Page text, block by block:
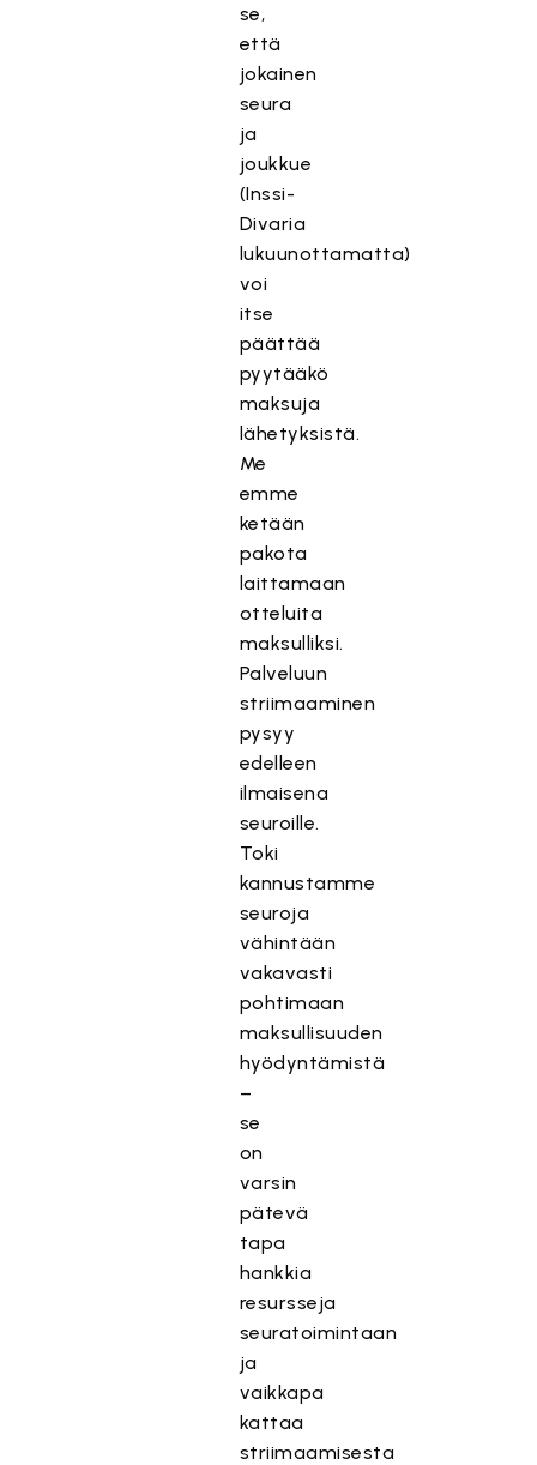
se,
että
jokainen
seura
ja
joukkue
(Inssi-
Divaria
lukuunottamatta)
voi
itse
päättää
pyytääkö
maksuja
lähetyksistä.
Me
emme
ketään
pakota
laittamaan
otteluita
maksulliksi.
Palveluun
striimaaminen
pysyy
edelleen
ilmaisena
seuroille.
Toki
kannustamme
seuroja
vähintään
vakavasti
pohtimaan
maksullisuuden
hyödyntämistä
–
se
on
varsin
pätevä
tapa
hankkia
resursseja
seuratoimintaan
ja
vaikkapa
kattaa
striimaamisesta